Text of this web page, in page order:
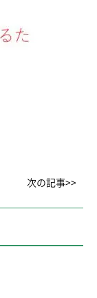
次の記事>>